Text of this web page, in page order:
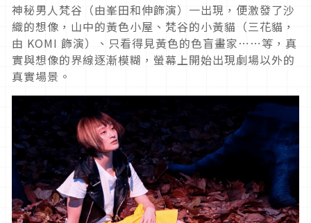
神秘男人梵谷（由峯田和伸飾演）一出現，便激發了沙
織的想像，山中的黃色小屋、梵谷的小黃貓（三花貓，
由 KOMI 飾演）、只看得見黃色的色盲畫家⋯⋯等，真
實與想像的界線逐漸模糊，螢幕上開始出現劇場以外的
真實場景。